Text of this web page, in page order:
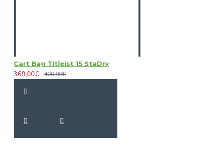
Cart Bag Titleist 15 StaDry
369,00€ 408,98€